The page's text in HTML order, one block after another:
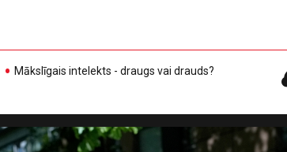
Mākslīgais intelekts - draugs vai drauds?